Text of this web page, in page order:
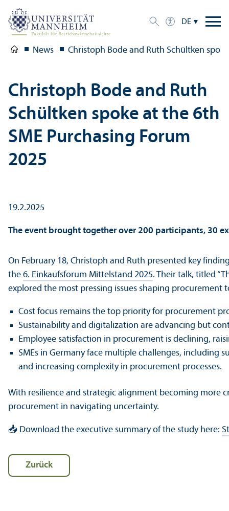
DE
News Christoph Bode and Ruth Schültken
Christoph Bode and Ruth
Schültken spoke at the 6th
SME Purchasing Forum
2025
19.2.2025
The event brought together over 200 participants, 30
On February 18, Christoph and Ruth presented key
the 6. Einkaufsforum Mittelstand 2025. Their talk, titled
explored the most pressing issues shaping procurement
Cost focus remains the top priority for procurement
Sustainability and digitalization are advancing but
Employee satisfaction in procurement is declining,
SMEs in Germany face multiple challenges, including
and increasing complexity in procurement processes.
With resilience and strategic alignment becoming more
procurement in navigating uncertainty.
📥 Download the executive summary of the study here:
Zurück